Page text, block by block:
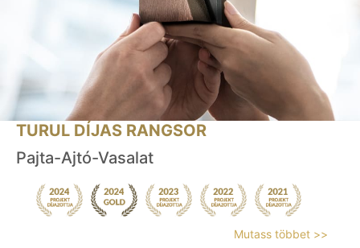
TURUL DÍJAS RANGSOR
Pajta-Ajtó-Vasalat
Mutass többet >>